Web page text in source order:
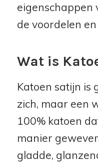
eigenschappen
de voordelen
Wat is
Katoen satijn is
zich, maar een
100% katoen
manier
gladde,